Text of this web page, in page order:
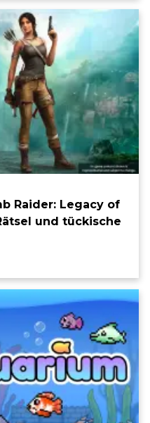
Raider: Legacy of
und tückische